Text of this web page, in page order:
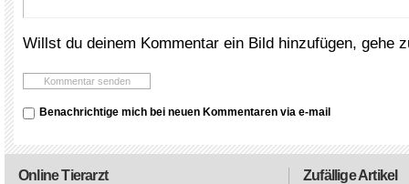
Willst du deinem Kommentar ein Bild hinzufügen, gehe
Benachrichtige mich bei neuen Kommentaren via e-mail
Zufällige Artikel
Online Tierarzt